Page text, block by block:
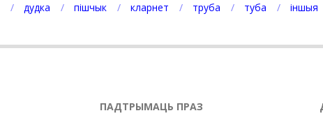
дудка пішчык кларнет труба туба іншыя
ПАДТРЫМАЦЬ ПРАЗ